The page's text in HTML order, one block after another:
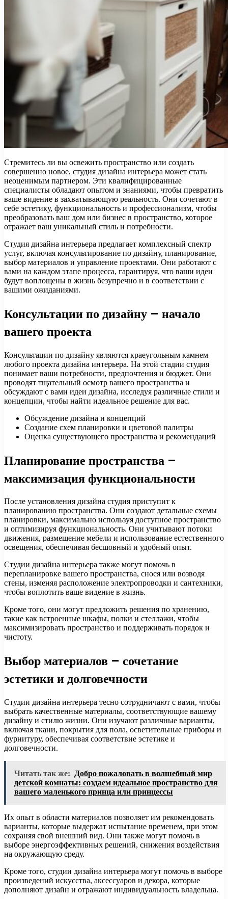
Стремитесь ли вы освежить пространство или создать
совершенно новое, студия дизайна интерьера может стать
неоценимым партнером. Эти квалифицированные
специалисты обладают опытом и знаниями, чтобы превратить
ваше видение в захватывающую реальность. Они сочетают в
себе эстетику, функциональность и профессионализм, чтобы
преобразовать ваш дом или бизнес в пространство, которое
отражает ваш уникальный стиль и потребности.
Студия дизайна интерьера предлагает комплексный спектр
услуг, включая консультирование по дизайну, планирование,
выбор материалов и управление проектами. Они работают с
вами на каждом этапе процесса, гарантируя, что ваши идеи
будут воплощены в жизнь безупречно и в соответствии с
вашими ожиданиями.
Консультации по дизайну – начало
вашего проекта
Консультации по дизайну являются краеугольным камнем
любого проекта дизайна интерьера. На этой стадии студия
понимает ваши потребности, предпочтения и бюджет. Они
проводят тщательный осмотр вашего пространства и
обсуждают с вами идеи дизайна, исследуя различные стили и
концепции, чтобы найти идеальное решение для вас.
Обсуждение дизайна и концепций
Создание схем планировки и цветовой палитры
Оценка существующего пространства и рекомендаций
Планирование пространства –
максимизация функциональности
После установления дизайна студия приступит к
планированию пространства. Они создают детальные схемы
планировки, максимально используя доступное пространство
и оптимизируя функциональность. Они учитывают потоки
движения, размещение мебели и использование естественного
освещения, обеспечивая бесшовный и удобный опыт.
Студии дизайна интерьера также могут помочь в
перепланировке вашего пространства, снося или возводя
стены, изменяя расположение электропроводки и сантехники,
чтобы воплотить ваше видение в жизнь.
Кроме того, они могут предложить решения по хранению,
такие как встроенные шкафы, полки и стеллажи, чтобы
максимизировать пространство и поддерживать порядок и
чистоту.
Выбор материалов – сочетание
эстетики и долговечности
Студии дизайна интерьера тесно сотрудничают с вами, чтобы
выбрать качественные материалы, соответствующие вашему
дизайну и стилю жизни. Они изучают различные варианты,
включая ткани, покрытия для пола, осветительные приборы и
фурнитуру, обеспечивая соответствие эстетике и
долговечности.
Читать так же:
Добро пожаловать в волшебный мир
детской комнаты: создаем идеальное пространство для
вашего маленького принца или принцессы
Их опыт в области материалов позволяет им рекомендовать
варианты, которые выдержат испытание временем, при этом
сохраняя свой внешний вид. Они также могут помочь в
выборе энергоэффективных решений, снижения воздействия
на окружающую среду.
Кроме того, студии дизайна интерьера могут помочь в выборе
произведений искусства, аксессуаров и декора, которые
дополняют дизайн и отражают индивидуальность владельца.